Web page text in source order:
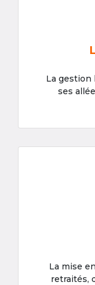
La gestion
ses
La mise
retraités,